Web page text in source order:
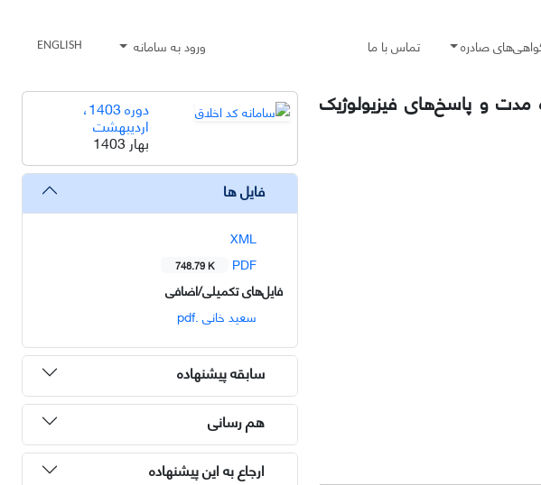
صادره تماس با ما ورود به سامانه ENGLISH
مدت و پاسخ‌های فیزیولوژیک دوره 1403،
اردیبهشت
بهار 1403
فایل ها
XML
PDF
748.79 K
فایل‌های تکمیلی/اضافی
سعید خانی .pdf
سابقه پیشنهاده
هم رسانی
ارجاع به این پیشنهاده